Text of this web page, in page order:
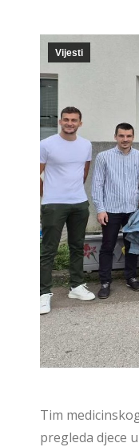
Vijesti
Tim
pregleda djece